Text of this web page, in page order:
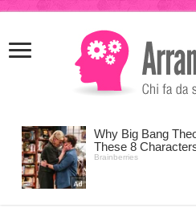
giriş
kingroyal